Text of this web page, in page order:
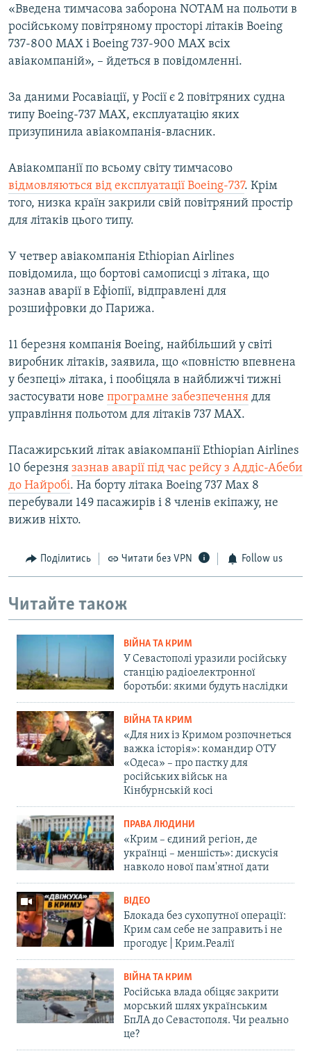
«Введена тимчасова заборона NOTAM на польоти в
російському повітряному просторі літаків Boeing
737-800 MAX і Boeing 737-900 MAX всіх
авіакомпаній», – йдеться в повідомленні.
За даними Росавіації, у Росії є 2 повітряних судна
типу Boeing-737 MAX, експлуатацію яких
призупинила авіакомпанія-власник.
Авіакомпанії по всьому світу тимчасово
відмовляються від експлуатації Boeing-737. Крім
того, низка країн закрили свій повітряний простір
для літаків цього типу.
У четвер авіакомпанія Ethiopian Airlines
повідомила, що бортові самописці з літака, що
зазнав аварії в Ефіопії, відправлені для
розшифровки до Парижа.
11 березня компанія Boeing, найбільший у світі
виробник літаків, заявила, що «повністю впевнена
у безпеці» літака, і пообіцяла в найближчі тижні
застосувати нове програмне забезпечення для
управління польотом для літаків 737 MAX.
Пасажирський літак авіакомпанії Ethiopian Airlines
10 березня зазнав аварії під час рейсу з Аддіс-Абеби
до Найробі. На борту літака Boeing 737 Max 8
перебували 149 пасажирів і 8 членів екіпажу, не
вижив ніхто.
Поділитись Читати без VPN Follow us
Читайте також
ВІЙНА ТА КРИМ
У Севастополі уразили російську
станцію радіоелектронної
боротьби: якими будуть наслідки
ВІЙНА ТА КРИМ
«Для них із Кримом розпочнеться
важка історія»: командир ОТУ
«Одеса» – про пастку для
російських військ на
Кінбурнській косі
ПРАВА ЛЮДИНИ
«Крим – єдиний регіон, де
українці – меншість»: дискусія
навколо нової пам'ятної дати
ВІДЕО
Блокада без сухопутної операції:
Крим сам себе не заправить і не
прогодує | Крим.Реалії
ВІЙНА ТА КРИМ
Російська влада обіцяє закрити
морський шлях українським
БпЛА до Севастополя. Чи реально
це?